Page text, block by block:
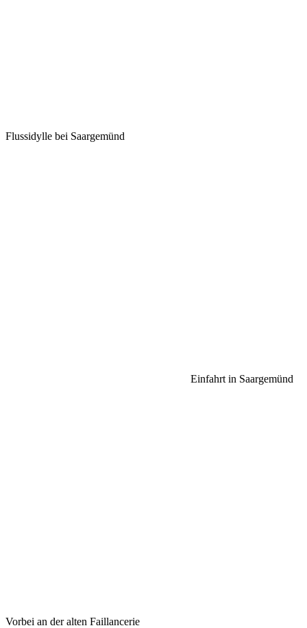
Flussidylle bei Saargemünd
Einfahrt in Saargemünd
Vorbei an der alten Faillancerie